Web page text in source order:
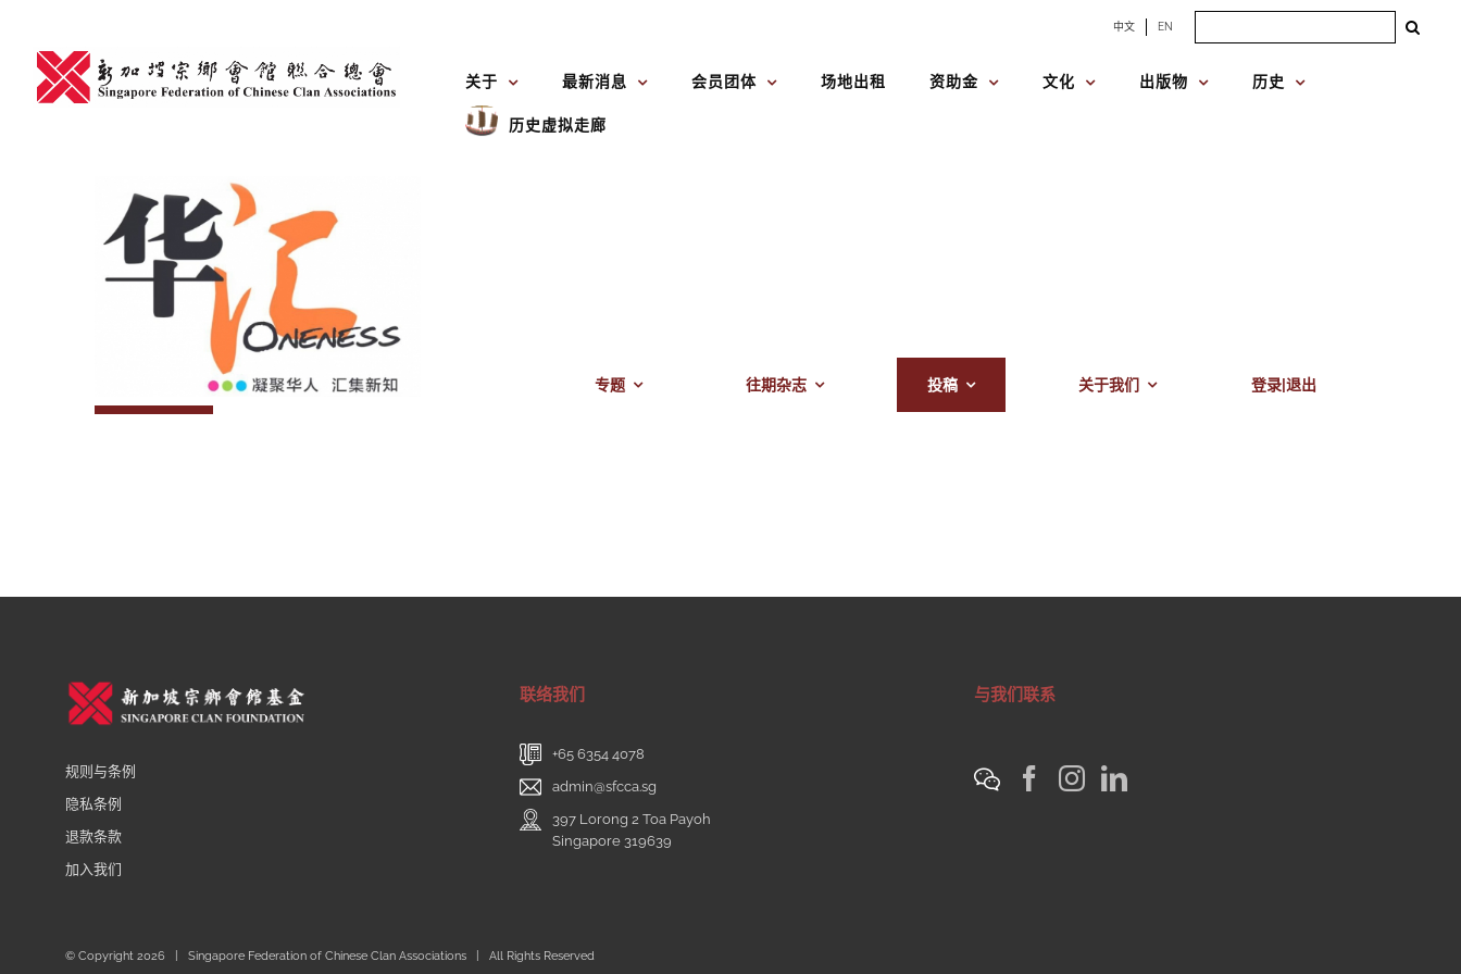
content
中文 EN
关于
最新消息 会员团体 场地出租 资助金 文化 出版物 历史
历史虚拟走廊
专题 往期杂志 投稿 关于我们 登录|退出
规则与条例
隐私条例
退款条款
加入我们
联络我们
+65 6354 4078
admin@sfcca.sg
397 Lorong 2 Toa Payoh
Singapore 319639
与我们联系
© Copyright 2026 | Singapore Federation of Chinese Clan Associations | All Rights Reserved